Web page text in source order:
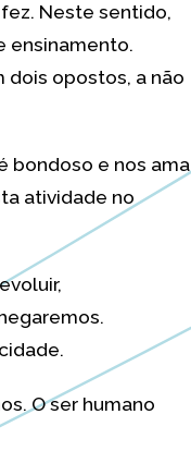
Neste sentido,
ensinamento.
dois opostos, a não
bondoso e nos ama
atividade no
O ser humano